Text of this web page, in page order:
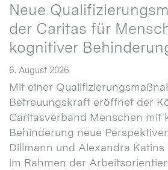
Neue
der Caritas für
kognitiver
6. August 2026
Mit einer
Betreuungskraft eröffnet der
Caritasverband Menschen mit
Behinderung neue
Dillmann und Alexandra
im Rahmen der